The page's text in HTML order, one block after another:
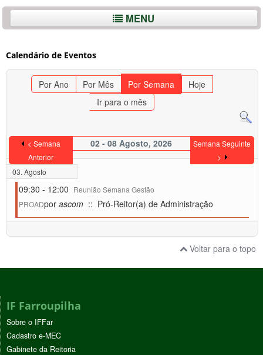
MENU
Calendário de Eventos
Por Ano Por Mês Por Semana
Hoje
Ir para o mês
< Semana
Anterior
02 - 08 Agosto, 2026
Semana Seguinte
>
03. Agosto
09:30 - 12:00 Reunião Semana Gestão
PROADpor ascom :: Pró-Reitor(a) de Administração
Voltar para o topo
IF Farroupilha
Sobre o IFFar
Cadastro e-MEC
Gabinete da Reitoria